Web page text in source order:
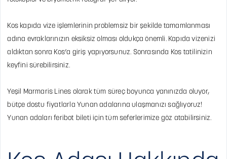
Kos kapıda vize işlemlerinin problemsiz bir şekilde tamamlanması
adına evraklarınızın eksiksiz olması oldukça önemli. Kapıda vizenizi
aldıktan sonra Kos’a giriş yapıyorsunuz. Sonrasında Kos tatilinizin
keyfini sürebilirsiniz.
Yeşil Marmaris Lines olarak tüm süreç boyunca yanınızda oluyor,
bütçe dostu fiyatlarla Yunan adalarına ulaşmanızı sağlıyoruz!
Yunan adaları feribot bileti için tüm seferlerimize göz atabilirsiniz.